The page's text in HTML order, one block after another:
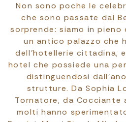
Non sono poche le
che sono passate dal
sorprende: siamo in pieno
un antico palazzo che
dell’hotellerie cittadina,
hotel che possiede una
distinguendosi
strutture. Da Sophia
Tornatore, da Cocciante
molti hanno